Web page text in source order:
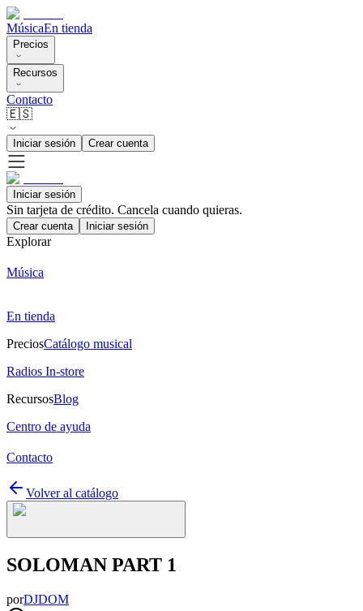
MúsicaEn tienda
Precios
Recursos
Contacto
🇪🇸
Iniciar sesión Crear cuenta
Iniciar sesión
Sin tarjeta de crédito. Cancela cuando quieras.
Crear cuenta Iniciar sesión
Explorar
Música
En tienda
PreciosCatálogo musical
Radios In-store
RecursosBlog
Centro de ayuda
Contacto
Volver al catálogo
SOLOMAN PART 1
porDJDOM